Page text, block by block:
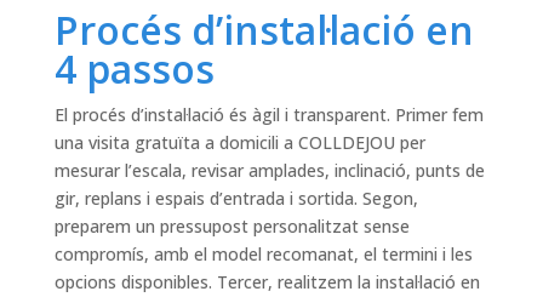
Procés d’instal·lació en
4 passos
El procés d’instal·lació és àgil i transparent. Primer fem
una visita gratuïta a domicili a COLLDEJOU per
mesurar l’escala, revisar amplades, inclinació, punts de
gir, replans i espais d’entrada i sortida. Segon,
preparem un pressupost personalitzat sense
compromís, amb el model recomanat, el termini i les
opcions disponibles. Tercer, realitzem la instal·lació en